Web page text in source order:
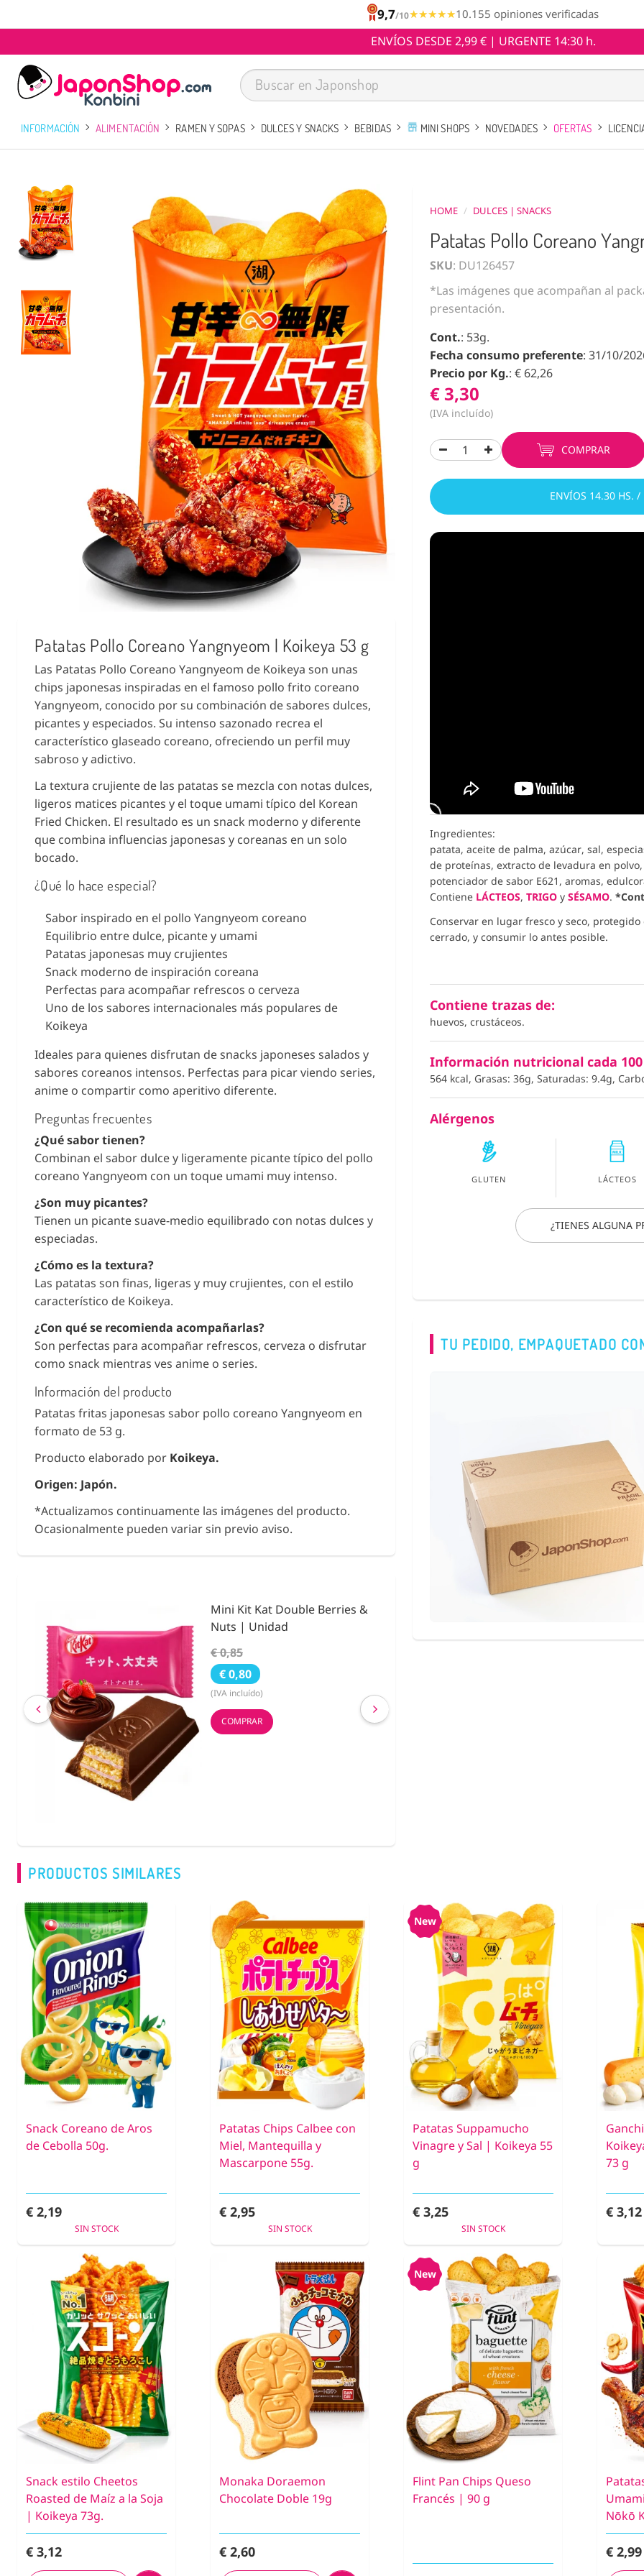
9,7/10★★★★★
★★★★★10.155 opiniones verificadas
ENVÍOS DESDE 2,99 € | URGENTE 14:30 h.
INFORMACIÓN ALIMENTACIÓN RAMEN Y SOPAS DULCES Y SNACKS BEBIDAS MINI SHOPS NOVEDADES OFERTAS
Patatas Pollo Coreano Yangnyeom | Koikeya 53 g
Las Patatas Pollo Coreano Yangnyeom de Koikeya son unas
chips japonesas inspiradas en el famoso pollo frito coreano
Yangnyeom, conocido por su combinación de sabores dulces,
picantes y especiados. Su intenso sazonado recrea el
característico glaseado coreano, ofreciendo un perfil muy
sabroso y adictivo.
La textura crujiente de las patatas se mezcla con notas dulces,
ligeros matices picantes y el toque umami típico del Korean
Fried Chicken. El resultado es un snack moderno y diferente
que combina influencias japonesas y coreanas en un solo
bocado.
¿Qué lo hace especial?
Sabor inspirado en el pollo Yangnyeom coreano
Equilibrio entre dulce, picante y umami
Patatas japonesas muy crujientes
Snack moderno de inspiración coreana
Perfectas para acompañar refrescos o cerveza
Uno de los sabores internacionales más populares de
Koikeya
Ideales para quienes disfrutan de snacks japoneses salados y
sabores coreanos intensos. Perfectas para picar viendo series,
anime o compartir como aperitivo diferente.
Preguntas frecuentes
¿Qué sabor tienen?
Combinan el sabor dulce y ligeramente picante típico del pollo
coreano Yangnyeom con un toque umami muy intenso.
¿Son muy picantes?
Tienen un picante suave-medio equilibrado con notas dulces y
especiadas.
¿Cómo es la textura?
Las patatas son finas, ligeras y muy crujientes, con el estilo
característico de Koikeya.
¿Con qué se recomienda acompañarlas?
Son perfectas para acompañar refrescos, cerveza o disfrutar
como snack mientras ves anime o series.
Información del producto
Patatas fritas japonesas sabor pollo coreano Yangnyeom en
formato de 53 g.
Producto elaborado por Koikeya.
Origen: Japón.
*Actualizamos continuamente las imágenes del producto.
Ocasionalmente pueden variar sin previo aviso.
Condimento Bento Furikake
Noritama 25g.
€ 3,55
€ 2,59
(IVA incluído)
COMPRAR
HOME / DULCES | SNACKS
Patatas Pollo Coreano
SKU: DU126457
*Las imágenes que acompañan al
presentación.
Cont.: 53g.
Fecha consumo preferente: 31/10/
Precio por Kg.: € 62,26
€ 3,30
(IVA incluído)
COMPRAR
ENVÍOS 14.30 HS. /
Ingredientes:
patata, aceite de palma, azúcar, sal,
de proteínas, extracto de levadura en
potenciador de sabor E621, aromas,
Contiene LÁCTEOS, TRIGO y SÉSAMO.
Conservar en lugar fresco y seco,
cerrado, y consumir lo antes posible.
Contiene trazas de:
huevos, crustáceos.
Información nutricional cada 100
564 kcal, Grasas: 36g, Saturadas: 9.4g,
Alérgenos
GLUTEN LÁCTEOS
¿TIENES ALGUNA
TU PEDIDO, EMPAQUETADO
PRODUCTOS SIMILARES
Snack Coreano de Aros
de Cebolla 50g.
€ 2,19
SIN STOCK
Patatas Chips Calbee con
Miel, Mantequilla y
Mascarpone 55g.
€ 2,95
SIN STOCK
New
Patatas Suppamucho
Vinagre y Sal | Koikeya 55
g
€ 3,25
SIN STOCK
73 g
€ 3,12
Snack estilo Cheetos
Roasted de Maíz a la Soja
| Koikeya 73g.
€ 3,12
Monaka Doraemon
Chocolate Doble 19g
€ 2,60
New
Flint Pan Chips Queso
Francés | 90 g
Nōkō
€ 2,99